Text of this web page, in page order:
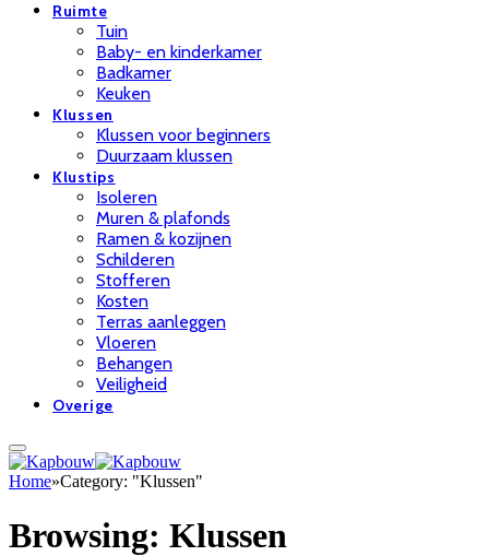
Ruimte
Tuin
Baby- en kinderkamer
Badkamer
Keuken
Klussen
Klussen voor beginners
Duurzaam klussen
Klustips
Isoleren
Muren & plafonds
Ramen & kozijnen
Schilderen
Stofferen
Kosten
Terras aanleggen
Vloeren
Behangen
Veiligheid
Overige
Home»Category: "Klussen"
Browsing: Klussen